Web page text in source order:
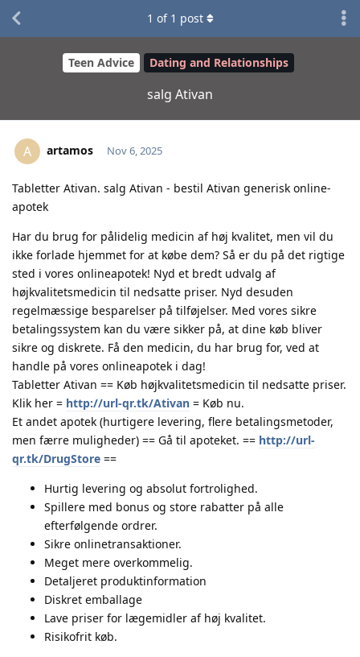
Teen Advice Dating and Relationships
salg Ativan
1 of 1 post
A artamos Nov 6, 2025
Tabletter Ativan. salg Ativan - bestil Ativan generisk online-
apotek
Har du brug for pålidelig medicin af høj kvalitet, men vil du
ikke forlade hjemmet for at købe dem? Så er du på det rigtige
sted i vores onlineapotek! Nyd et bredt udvalg af
højkvalitetsmedicin til nedsatte priser. Nyd desuden
regelmæssige besparelser på tilføjelser. Med vores sikre
betalingssystem kan du være sikker på, at dine køb bliver
sikre og diskrete. Få den medicin, du har brug for, ved at
handle på vores onlineapotek i dag!
Tabletter Ativan == Køb højkvalitetsmedicin til nedsatte priser.
Klik her = http://url-qr.tk/Ativan = Køb nu.
Et andet apotek (hurtigere levering, flere betalingsmetoder,
men færre muligheder) == Gå til apoteket. == http://url-
qr.tk/DrugStore ==
Hurtig levering og absolut fortrolighed.
Spillere med bonus og store rabatter på alle
efterfølgende ordrer.
Sikre onlinetransaktioner.
Meget mere overkommelig.
Detaljeret produktinformation
Diskret emballage
Lave priser for lægemidler af høj kvalitet.
Risikofrit køb.